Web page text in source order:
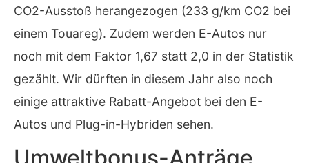
CO2-Ausstoß herangezogen (233 g/km CO2 bei
einem Touareg). Zudem werden E-Autos nur
noch mit dem Faktor 1,67 statt 2,0 in der Statistik
gezählt. Wir dürften in diesem Jahr also noch
einige attraktive Rabatt-Angebot bei den E-
Autos und Plug-in-Hybriden sehen.